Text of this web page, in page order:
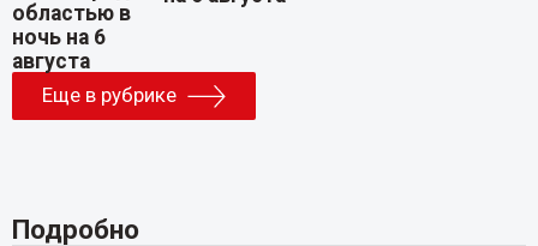
Еще в рубрике
Подробно